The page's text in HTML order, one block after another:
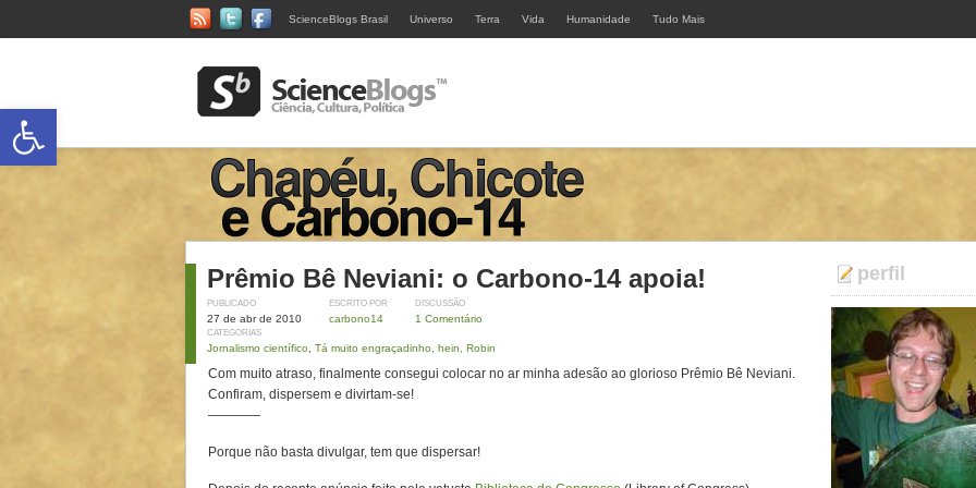
ScienceBlogs Brasil Universo Terra Vida Humanidade Tudo Mais
Prêmio Bê Neviani: o Carbono-14 apoia!
PUBLICADO
27 de abr de 2010
ESCRITO POR
carbono14
DISCUSSÃO
1 Comentário
CATEGORIAS
Jornalismo científico Tá muito engraçadinho, hein, Robin
Com muito atraso, finalmente consegui colocar no ar minha adesão ao glorioso Prêmio Bê Neviani.
Confiram, dispersem e divirtam-se!
————
Porque não basta divulgar, tem que dispersar!
perfil
Abrir a barra de ferramentas